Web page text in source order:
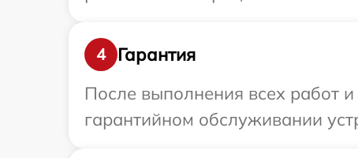
4
Гарантия
После выполнения всех работ
гарантийном обслуживании